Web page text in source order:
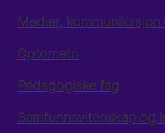
Medier,
Optometri
Pedagogiske fag
Samfunnsvitenskap og